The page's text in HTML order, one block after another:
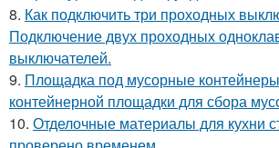
8. Как подключить три проходных
Подключение двух проходных
выключателей.
9. Площадка под мусорные
контейнерной площадки для сбора
10. Отделочные материалы для кухни